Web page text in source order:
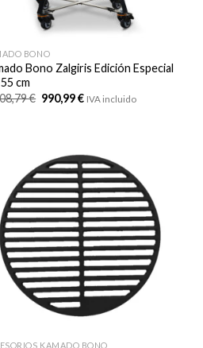
BONO
Bono Zalgiris Edición Especial
cm
€ El
precio
.208,79 €.
990,99€ElIVA incluido
KAMADO BONO